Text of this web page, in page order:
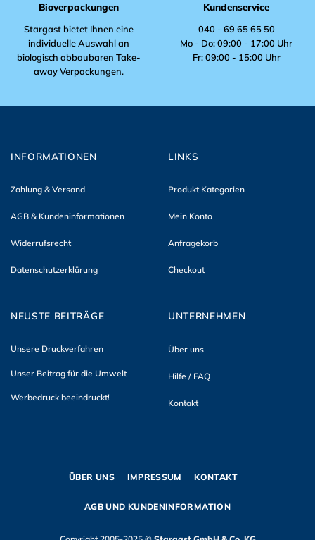
Bioverpackungen
Stargast bietet Ihnen eine
individuelle Auswahl an
biologisch abbaubaren Take-
away Verpackungen.
Kundenservice
040 - 69 65 65 50
Mo - Do: 09:00 - 17:00 Uhr
Fr: 09:00 - 15:00 Uhr
INFORMATIONEN
Zahlung & Versand
AGB & Kundeninformationen
Widerrufsrecht
Datenschutzerklärung
LINKS
Produkt Kategorien
Mein Konto
Anfragekorb
Checkout
NEUSTE BEITRÄGE
Unsere Druckverfahren
Unser Beitrag für die Umwelt
Werbedruck beeindruckt!
UNTERNEHMEN
Über uns
Hilfe / FAQ
Kontakt
ÜBER UNS IMPRESSUM KONTAKT
AGB UND KUNDENINFORMATION